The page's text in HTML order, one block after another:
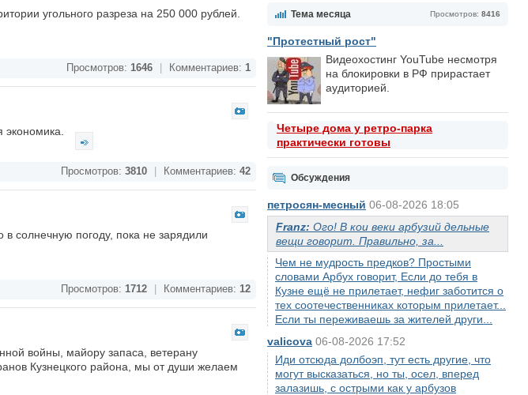
Просмотров: 8416
Тема месяца
"Протестный рост"
Видеохостинг YouTube несмотря
на блокировки в РФ прирастает
аудиторией.
Четыре дома у ретро-парка
практически готовы
Обсуждения
петросян-месный 06-08-2026 18:05
Franz: Ого! В кои веки арбузий дельные
вещи говорит. Правильно, за...
Чем не мудрость предков? Простыми
словами Арбух говорит, Если до тебя в
Кузне ещё не прилетает, нефиг заботится о
тех соотечественниках которым прилетает...
Если ты переживаешь за жителей други...
valicova 06-08-2026 17:52
Иди отсюда долбоэп, тут есть другие, что
могут высказаться, но ты, осел, вперед
залазишь, с острыми как у арбузов
угольного разреза на 250 000 рублей.
Просмотров: 1646 Комментариев: 1
экономика.
Просмотров: 3810 Комментариев: 42
солнечную погоду, пока не зарядили
Просмотров: 1712 Комментариев: 12
войны, майору запаса, ветерану
Кузнецкого района, мы от души желаем